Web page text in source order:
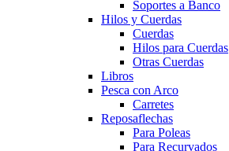
Soportes a Banco
Hilos y Cuerdas
Cuerdas
Hilos para Cuerdas
Otras Cuerdas
Libros
Pesca con Arco
Carretes
Reposaflechas
Para Poleas
Para Recurvados